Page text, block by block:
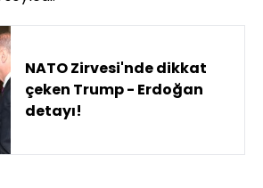
NATO Zirvesi'nde dikkat
çeken Trump - Erdoğan
detayı!